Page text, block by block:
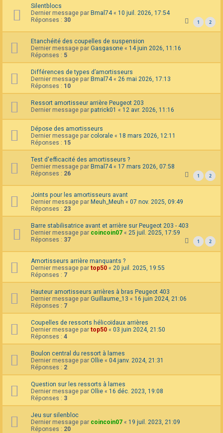
Silentblocs
Dernier message par Bmal74« 10 juil. 2026, 17:54
Réponses : 30 1 2
Etanchéité des coupelles de suspension
Dernier message par Gasgasone « 14 juin 2026, 11:16
Réponses : 5
Différences de types d’amortisseurs
Dernier message par Bmal74« 26 mai 2026, 17:13
Réponses : 10
Ressort amortisseur arrière Peugeot 203
Dernier message par patrick01 « 12 avr. 2026, 11:16
Dépose des amortisseurs
Dernier message par colorale « 18 mars 2026, 12:11
Réponses : 15
Test d'efficacité des amortisseurs ?
Dernier message par Bmal74« 17 mars 2026, 07:58
Réponses : 26 1 2
Joints pour les amortisseurs avant
Dernier message par Meuh_Meuh « 07 nov. 2025, 09:49
Réponses : 23
Barre stabilisatrice avant et arrière sur Peugeot 203 - 403
Dernier message par coincoin07 « 25 juil. 2025, 17:59
Réponses : 37 1 2
Amortisseurs arrière manquants ?
Dernier message par top50 « 20 juil. 2025, 19:55
Réponses : 7
Hauteur amortisseurs arrières à bras Peugeot 403
Dernier message par Guillaume_13 « 16 juin 2024, 21:06
Réponses : 7
Coupelles de ressorts hélicoïdaux arrières
Dernier message par top50 « 03 juin 2024, 21:50
Réponses : 4
Boulon central du ressort à lames
Dernier message par Ollie « 04 janv. 2024, 21:31
Réponses : 2
Question sur les ressorts à lames
Dernier message par Ollie « 16 déc. 2023, 19:08
Réponses : 3
Jeu sur silenbloc
Dernier message par coincoin07 « 19 juil. 2023, 21:09
Réponses : 20